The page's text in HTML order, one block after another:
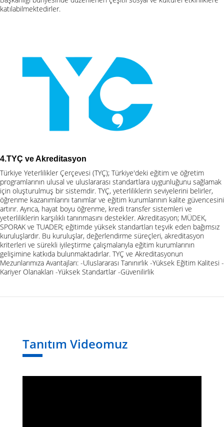
katılabilmektedirler.
4.TYÇ ve Akreditasyon
Türkiye Yeterlilikler Çerçevesi (TYÇ); Türkiye'deki eğitim ve öğretim
programlarının ulusal ve uluslararası standartlara uygunluğunu sağlamak
için oluşturulmuş bir sistemdir. TYÇ, yeterliliklerin seviyelerini belirler,
öğrenme kazanımlarını tanımlar ve eğitim kurumlarının kalite güvencesini
artırır. Ayrıca, hayat boyu öğrenme, kredi transfer sistemleri ve
yeterliliklerin karşılıklı tanınmasını destekler. Akreditasyon; MÜDEK,
SPORAK ve TUADER; eğitimde yüksek standartları teşvik eden bağımsız
kuruluşlardır. Bu kuruluşlar, değerlendirme süreçleri, akreditasyon
kriterleri ve sürekli iyileştirme çalışmalarıyla eğitim kurumlarının
gelişimine katkıda bulunmaktadırlar. TYÇ ve Akreditasyonun
Mezunlarımıza Avantajları: -Uluslararası Tanınırlık -Yüksek Eğitim Kalitesi -
Kariyer Olanakları -Yüksek Standartlar -Güvenilirlik
Tanıtım Videomuz